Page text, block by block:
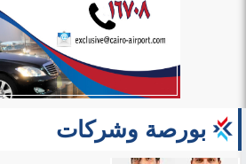
بورصة وشركات